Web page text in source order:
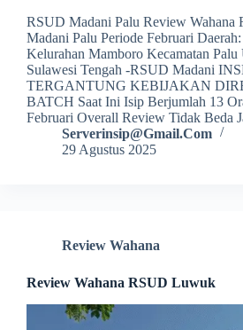
RSUD Madani Palu Review Wahana
Madani Palu Periode Februari
Kelurahan Mamboro Kecamatan Palu
Sulawesi Tengah -RSUD Madani
TERGANTUNG KEBIJAKAN
BATCH Saat Ini Isip Berjumlah 13
Februari Overall Review Tidak Beda
Serverinsip@gmail.com
29 Agustus 2025
Review Wahana
Review Wahana RSUD Luwuk